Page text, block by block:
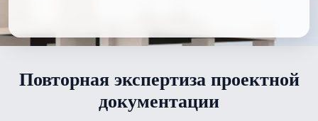
Повторная экспертиза проектной
документации